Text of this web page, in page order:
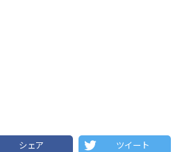
シェア ツイート